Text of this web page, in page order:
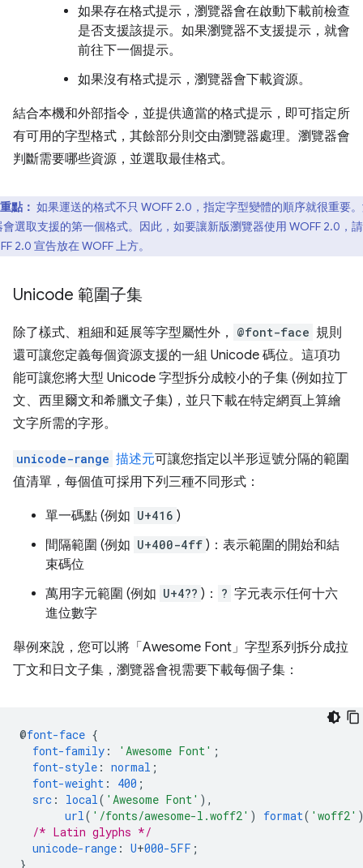
如果存在格式提示，瀏覽器會在啟動下載前檢查
是否支援該提示。如果瀏覽器不支援提示，就會
前往下一個提示。
如果沒有格式提示，瀏覽器會下載資源。
結合本機和外部指令，並提供適當的格式提示，即可指定所
有可用的字型格式，其餘部分則交由瀏覽器處理。瀏覽器會
判斷需要哪些資源，並選取最佳格式。
重點： 如果運送的格式不只 WOFF 2.0，指定字型變體的順序就很重要
會選取支援的第一個格式。因此，如要讓新版瀏覽器使用 WOFF 2.0，
2.0 宣告放在 WOFF 上方。
Unicode 範圍子集
除了樣式、粗細和延展等字型屬性外， @font-face 規則
還可讓您定義每個資源支援的一組 Unicode 碼位。這項功
能可讓您將大型 Unicode 字型拆分成較小的子集 (例如拉丁
文、西里爾文和希臘文子集)，並只下載在特定網頁上算繪
文字所需的字形。
unicode-range 描述元可讓您指定以半形逗號分隔的範圍
值清單，每個值可採用下列三種不同形式：
單一碼點 (例如 U+416 )
間隔範圍 (例如 U+400-4ff )：表示範圍的開始和結
束碼位
萬用字元範圍 (例如 U+4?? )： ? 字元表示任何十六
進位數字
舉例來說，您可以將「Awesome Font」 字型系列拆分成拉
丁文和日文子集，瀏覽器會視需要下載每個子集：
@font-face {
font-family : 'Awesome Font' ;
font-style : normal ;
font-weight : 400 ;
src : local ( 'Awesome Font' ),
url ( '/fonts/awesome-l.woff2' ) format( 'woff2'
/* Latin glyphs */
unicode-range : U+000-5FF ;
}